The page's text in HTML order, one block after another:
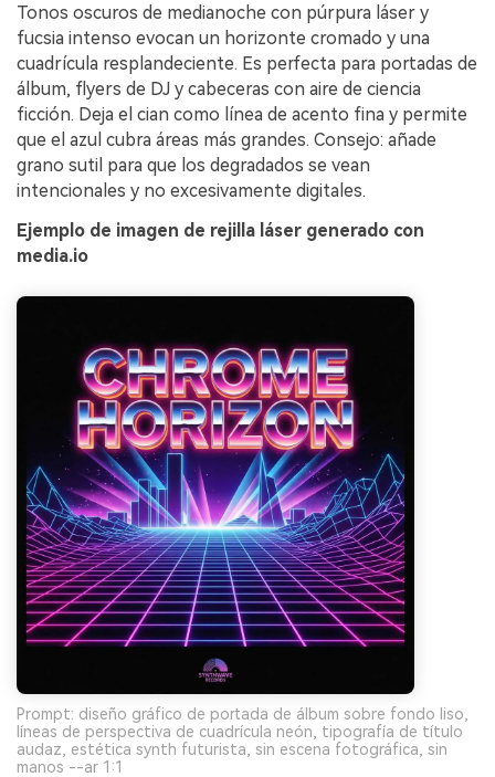
Tonos oscuros de medianoche con púrpura láser y
fucsia intenso evocan un horizonte cromado y una
cuadrícula resplandeciente. Es perfecta para portadas de
álbum, flyers de DJ y cabeceras con aire de ciencia
ficción. Deja el cian como línea de acento fina y permite
que el azul cubra áreas más grandes. Consejo: añade
grano sutil para que los degradados se vean
intencionales y no excesivamente digitales.
Ejemplo de imagen de rejilla láser generado con
media.io
Prompt: diseño gráfico de portada de álbum sobre fondo liso,
líneas de perspectiva de cuadrícula neón, tipografía de título
audaz, estética synth futurista, sin escena fotográfica, sin
manos --ar 1:1